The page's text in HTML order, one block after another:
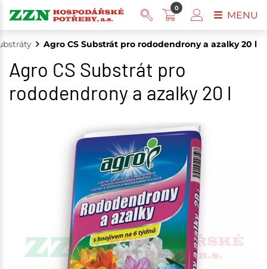
Agro CS Substrát pro rododendrony a azalky 20 l
Agro CS Substrát pro
rododendrony a azalky 20 l
0
MENU